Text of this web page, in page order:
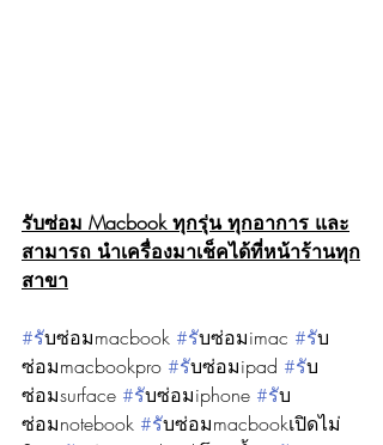
รับซ่อม Macbook ทุกรุ่น ทุกอาการ และ
สามารถ นำเครื่องมาเช็คได้ที่หน้าร้านทุก
สาขา
#รับซ่อมmacbook #รับซ่อมimac #รับ
ซ่อมmacbookpro #รับซ่อมipad #รับ
ซ่อมsurface #รับซ่อมiphone #รับ
ซ่อมnotebook #รับซ่อมmacbookเปิดไม่